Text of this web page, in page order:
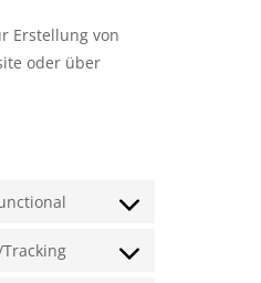
Erstellung von
oder über
Consent
service
Consent